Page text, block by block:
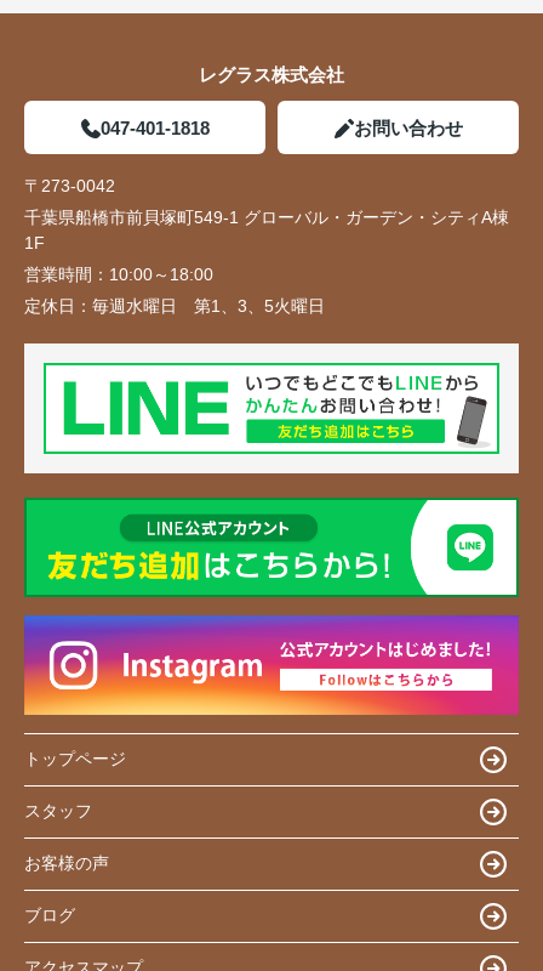
レグラス株式会社
047-401-1818 お問い合わせ
〒273-0042
千葉県船橋市前貝塚町549-1 グローバル・ガーデン・シティA棟
1F
営業時間： 10:00～18:00
定休日： 毎週水曜日 第1、3、5火曜日
トップページ
スタッフ
お客様の声
ブログ